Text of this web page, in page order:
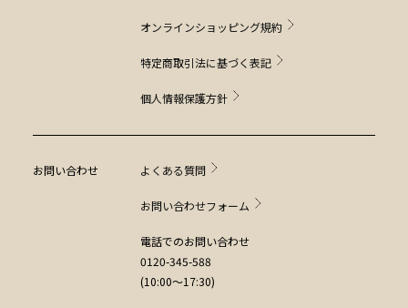
オンラインショッピング規約
特定商取引法に基づく表記
個人情報保護方針
お問い合わせ よくある質問
お問い合わせフォーム
電話でのお問い合わせ
0120-345-588
(10:00～17:30)